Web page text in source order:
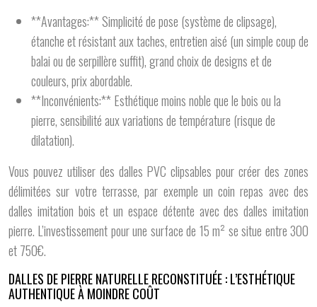
**Avantages:** Simplicité de pose (système de clipsage),
étanche et résistant aux taches, entretien aisé (un simple coup de
balai ou de serpillère suffit), grand choix de designs et de
couleurs, prix abordable.
**Inconvénients:** Esthétique moins noble que le bois ou la
pierre, sensibilité aux variations de température (risque de
dilatation).
Vous pouvez utiliser des dalles PVC clipsables pour créer des zones
délimitées sur votre terrasse, par exemple un coin repas avec des
dalles imitation bois et un espace détente avec des dalles imitation
pierre. L’investissement pour une surface de 15 m² se situe entre 300
et 750€.
DALLES DE PIERRE NATURELLE RECONSTITUÉE : L’ESTHÉTIQUE
AUTHENTIQUE À MOINDRE COÛT